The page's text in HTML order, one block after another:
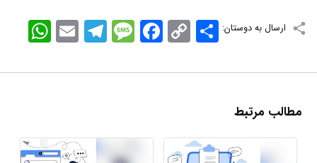
ارسال به دوستان: WhatsApp EmailTelegramMessageFacebook Copy
Link
اشتراک
مطالب مرتبط